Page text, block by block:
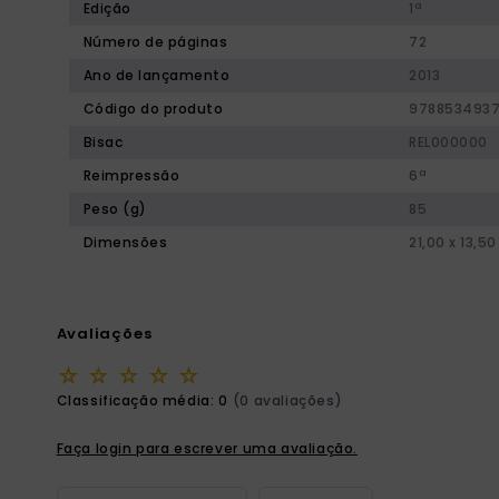
Edição
1ª
Número de páginas
72
Ano de lançamento
2013
Código do produto
Bisac
REL000000
Reimpressão
6ª
Peso (g)
85
Dimensões
21,00 x 13,50
Avaliações
☆ ☆ ☆ ☆ ☆
Classificação média: 0 (0 avaliações)
Faça login para escrever uma avaliação.